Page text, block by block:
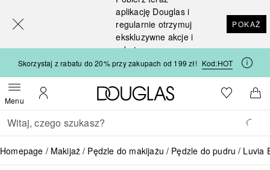
aplikację Douglas i
regularnie otrzymuj
ekskluzywne akcje i
rabaty
POKAŻ
Skorzystaj z rabatu do 20% przy zakupach od 199 zł! Kod:HOT
MenuOtwórz menuMoje konto
Strona główna Douglas
Do listyDo
Wracać
Wykonaj wyszukiwanie
Homepage Makijaż Pędzle do makijażu Pędzle do pudru Luvia
[navigation.slideout.screenreader]